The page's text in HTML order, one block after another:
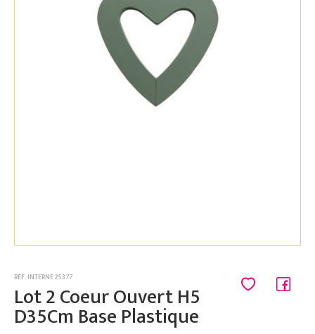
RÉF. INTERNE 25377
Lot 2 Coeur Ouvert H5
D35Cm Base Plastique